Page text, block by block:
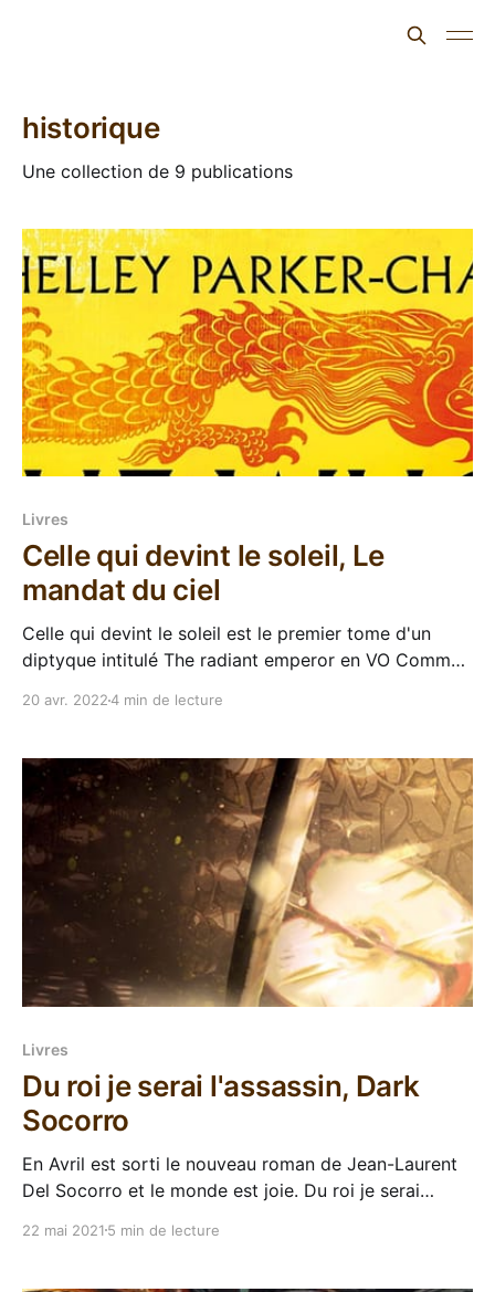
historique
Une collection de 9 publications
Livres
Celle qui devint le soleil, Le
mandat du ciel
Celle qui devint le soleil est le premier tome d'un
diptyque intitulé The radiant emperor en VO Comme
20 avr. 20224 min de lecture
Livres
Du roi je serai l'assassin, Dark
Socorro
En Avril est sorti le nouveau roman de Jean-Laurent
Del Socorro et le monde est joie. Du roi je serai
Royaume de vent et de colères mais va se situer
22 mai 2021 5 min de lecture